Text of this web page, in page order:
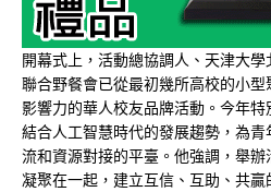
開幕式上，活動總協調人、天津大學
聯合野餐會已從最初幾所高校的小
影響力的華人校友品牌活動。今年特
結合人工智慧時代的發展趨勢，為
流和資源對接的平臺。他強調，舉
凝聚在一起，建立互信、互助、共